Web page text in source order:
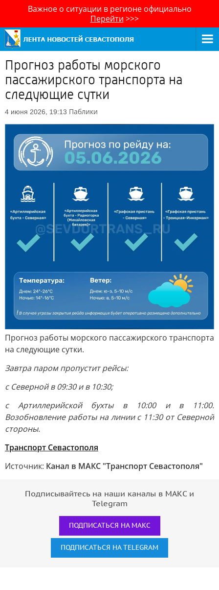
Важное о ситуации в регионе официально
Перейти >>>
Прогноз работы морского
пассажирского транспорта на
следующие сутки
4 июня 2026, 19:13 Паблики
Прогноз работы морского пассажирского транспорта
на следующие сутки.
Завтра паром пропустит рейсы:
с Северной в 09:30 и в 10:30;
с Артиллерийской бухты в 10:00 и в 11:00.
Возобновление работы на линии с 11:30 от Северной
стороны.
Транспорт Севастополя
Источник: Канал в МАКС "Транспорт Севастополя"
Подписывайтесь на наши каналы в МАКС и
Telegram
ПОДПИСАТЬСЯ НА МАКС
ПОДПИСАТЬСЯ НА TELEGRAM